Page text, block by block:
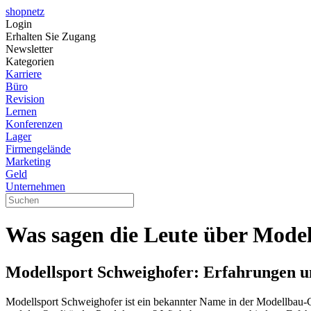
shopnetz
Login
Erhalten Sie Zugang
Newsletter
Kategorien
Karriere
Büro
Revision
Lernen
Konferenzen
Lager
Firmengelände
Marketing
Geld
Unternehmen
Was sagen die Leute über
Modellsport Schweighofer: Erfahrungen
Modellsport Schweighofer ist ein bekannter Name in der